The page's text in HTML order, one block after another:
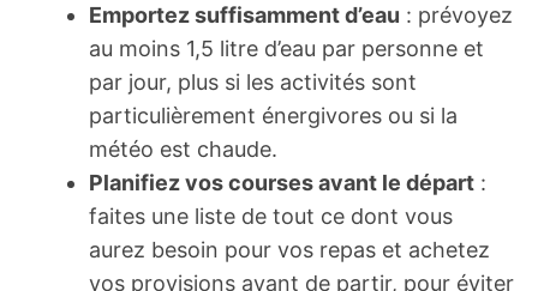
Emportez suffisamment d’eau : prévoyez
au moins 1,5 litre d’eau par personne et
par jour, plus si les activités sont
particulièrement énergivores ou si la
météo est chaude.
Planifiez vos courses avant le départ :
faites une liste de tout ce dont vous
aurez besoin pour vos repas et achetez
vos provisions avant de partir, pour éviter